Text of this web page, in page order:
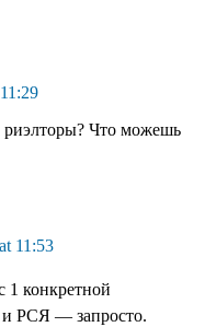
Что можешь
11:53
1 конкретной
и РСЯ — запросто.